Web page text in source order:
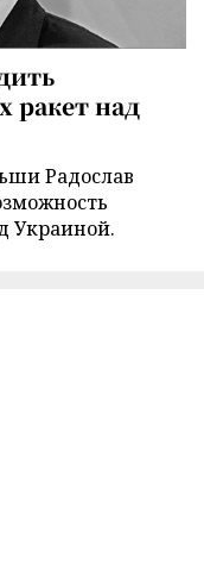
ракет над
Радослав
Украиной.